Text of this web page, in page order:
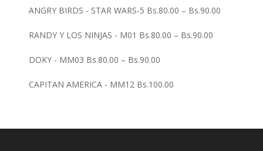
ANGRY BIRDS - STAR WARS-5 Bs.80.00 – Bs.90.00
RANDY Y LOS NINJAS - M01 Bs.80.00 – Bs.90.00
DOKY - MM03 Bs.80.00 – Bs.90.00
CAPITAN AMERICA - MM12 Bs.100.00